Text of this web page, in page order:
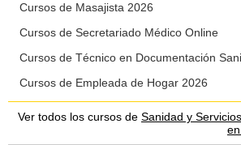
Cursos de Masajista 2026
Cursos de Secretariado Médico Online
Cursos de Técnico en Documentación
Cursos de Empleada de Hogar 2026
Ver todos los cursos de Sanidad y